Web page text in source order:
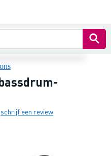
schrijf een review